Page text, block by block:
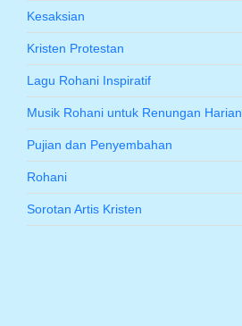
Kesaksian
Kristen Protestan
Lagu Rohani Inspiratif
Musik Rohani untuk Renungan Harian
Pujian dan Penyembahan
Rohani
Sorotan Artis Kristen